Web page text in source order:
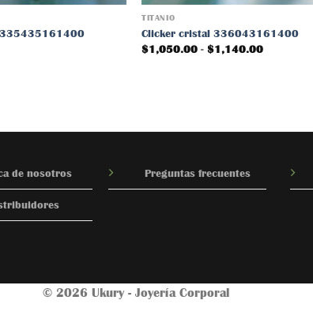
335435161400
TITANIO
Clicker cristal 336043161400
$1,050.00 - $1,140.00Rango
de nosotros Preguntas frecuentes
© 2026 Ukury - Joyería Corporal